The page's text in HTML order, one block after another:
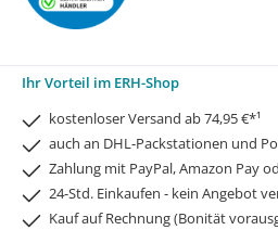
Ihr Vorteil im ERH-Shop
kostenloser Versand ab 74,95 €*¹
auch an DHL-Packstationen und
Zahlung mit PayPal, Amazon Pay
24-Std. Einkaufen - kein Angebot
Kauf auf Rechnung (Bonität